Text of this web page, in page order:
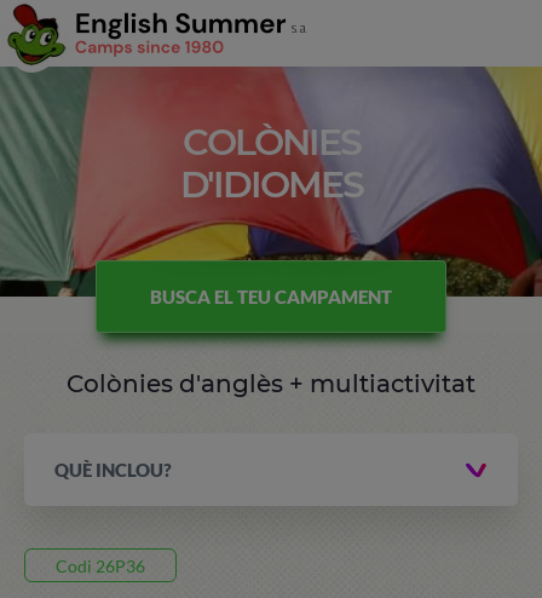
COLÒNIES
D'IDIOMES
BUSCA EL TEU CAMPAMENT
Colònies d'anglès + multiactivitat
QUÈ INCLOU?
Codi 26P36